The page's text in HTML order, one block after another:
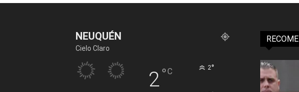
NEUQUÉN
Cielo Claro
2°C 2°